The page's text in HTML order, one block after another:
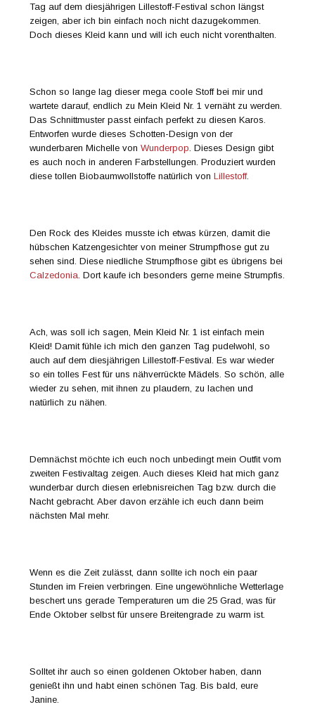
Tag auf dem diesjährigen Lillestoff-Festival schon längst
zeigen, aber ich bin einfach noch nicht dazugekommen.
Doch dieses Kleid kann und will ich euch nicht vorenthalten.
Schon so lange lag dieser mega coole Stoff bei mir und
wartete darauf, endlich zu Mein Kleid Nr. 1 vernäht zu werden.
Das Schnittmuster passt einfach perfekt zu diesen Karos.
Entworfen wurde dieses Schotten-Design von der
wunderbaren Michelle vonWunderpop . Dieses Design gibt
es auch noch in anderen Farbstellungen. Produziert wurden
diese tollen Biobaumwollstoffe natürlich vonLillestoff.
Den Rock des Kleides musste ich etwas kürzen, damit die
hübschen Katzengesichter von meiner Strumpfhose gut zu
sehen sind. Diese niedliche Strumpfhose gibt es übrigens bei
Calzedonia . Dort kaufe ich besonders gerne meine Strumpfis.
Ach, was soll ich sagen, Mein Kleid Nr. 1 ist einfach mein
Kleid! Damit fühle ich mich den ganzen Tag pudelwohl, so
auch auf dem diesjährigen Lillestoff-Festival. Es war wieder
so ein tolles Fest für uns nähverrückte Mädels. So schön, alle
wieder zu sehen, mit ihnen zu plaudern, zu lachen und
natürlich zu nähen.
Demnächst möchte ich euch noch unbedingt mein Outfit vom
zweiten Festivaltag zeigen. Auch dieses Kleid hat mich ganz
wunderbar durch diesen erlebnisreichen Tag bzw. durch die
Nacht gebracht. Aber davon erzähle ich euch dann beim
nächsten Mal mehr.
Wenn es die Zeit zulässt, dann sollte ich noch ein paar
Stunden im Freien verbringen. Eine ungewöhnliche Wetterlage
beschert uns gerade Temperaturen um die 25 Grad, was für
Ende Oktober selbst für unsere Breitengrade zu warm ist.
Solltet ihr auch so einen goldenen Oktober haben, dann
genießt ihn und habt einen schönen Tag. Bis bald, eure
Janine.